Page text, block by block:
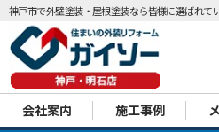
神戸市で外壁塗装・屋根塗装なら皆様に選ばれて
会社案内 施工事例